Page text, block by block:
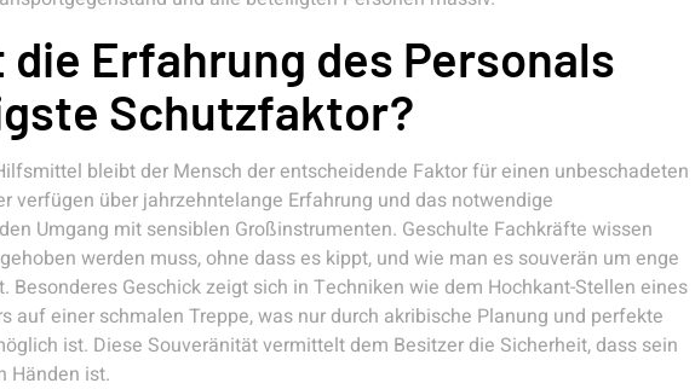
die Erfahrung des Personals
Schutzfaktor?
bleibt der Mensch der entscheidende Faktor für einen unbeschadeten
verfügen über jahrzehntelange Erfahrung und das notwendige
Umgang mit sensiblen Großinstrumenten. Geschulte Fachkräfte wissen
werden muss, ohne dass es kippt, und wie man es souverän um enge
Besonderes Geschick zeigt sich in Techniken wie dem Hochkant-Stellen eines
auf einer schmalen Treppe, was nur durch akribische Planung und perfekte
ist. Diese Souveränität vermittelt dem Besitzer die Sicherheit, dass sein
Händen ist.